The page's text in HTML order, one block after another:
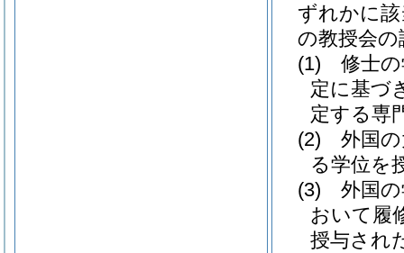
ずれかに
の教授会
(1)
修士
定に基づ
定する専
(2)
外国
る学位を
(3)
外国
おいて履
授与され